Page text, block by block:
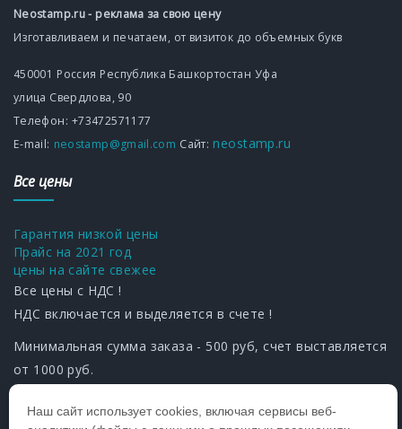
Neostamp.ru - реклама за свою цену
Изготавливаем и печатаем, от визиток до объемных букв
450001 Россия Республика Башкортостан Уфа
улица Свердлова, 90
Телефон: +73472571177
Е-mаil: neostamp@gmail.com Сайт: neostamp.ru
Все цены
Гарантия низкой цены
Прайс на 2021 год
цены на сайте свежее
Все цены с НДС !
НДС включается и выделяется в счете !
Минимальная сумма заказа - 500 руб, счет выставляется
от 1000 руб.
Мы –ЗАЧЕСТНЫЙБИЗНЕС
Наш сайт использует cookies, включая сервисы веб-